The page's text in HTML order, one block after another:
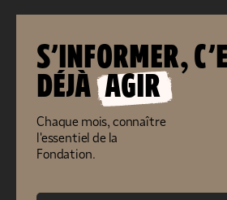
S’INFORMER,
DÉJÀ AGIR
Chaque mois, connaître
l'essentiel de la
Fondation.